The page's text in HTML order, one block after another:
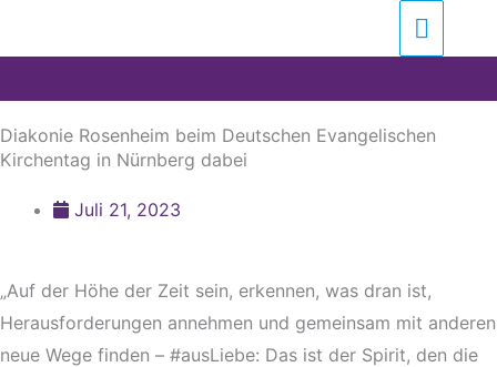
Diakonie Rosenheim beim Deutschen Evangelischen
Kirchentag in Nürnberg dabei
Juli 21, 2023
„Auf der Höhe der Zeit sein, erkennen, was dran ist,
Herausforderungen annehmen und gemeinsam mit anderen
neue Wege finden – #ausLiebe: Das ist der Spirit, den die